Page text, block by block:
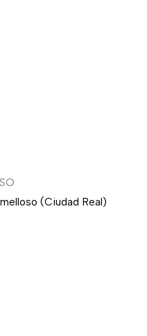
(Ciudad Real)